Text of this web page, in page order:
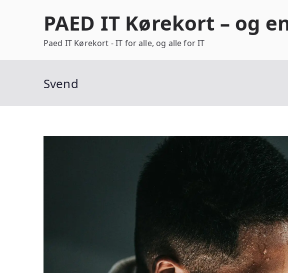
PAED IT Kørekort – og
Paed IT Kørekort - IT for alle, og alle for IT
Svend